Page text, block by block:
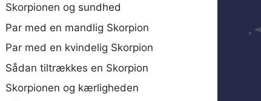
Skorpionen og sundhed
Par med en mandlig Skorpion
Par med en kvindelig Skorpion
Sådan tiltrækkes en Skorpion
Skorpionen og kærligheden